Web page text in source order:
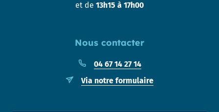
Nous contacter
04 67 14 27 14
Via notre formulaire
et de 13h15 à 17h00